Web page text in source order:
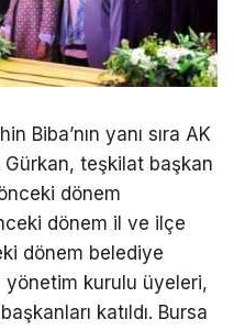
Biba’nın yanı sıra AK
Gürkan, teşkilat başkan
dönem
dönem il ve ilçe
dönem belediye
yönetim kurulu üyeleri,
katıldı. Bursa